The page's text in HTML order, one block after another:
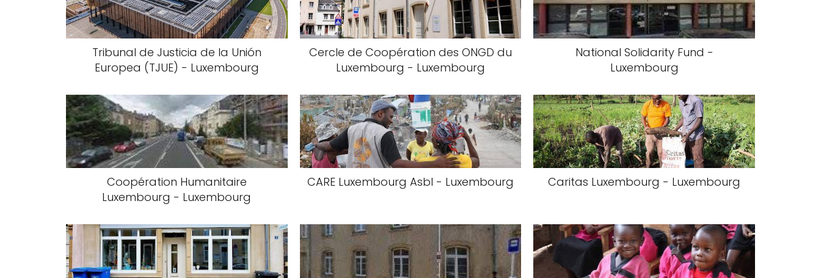
Tribunal de Justicia de la Unión
Europea (TJUE) - Luxembourg
Cercle de Coopération des ONGD du
Luxembourg - Luxembourg
National Solidarity Fund -
Luxembourg
Coopération Humanitaire
Luxembourg - Luxembourg
CARE Luxembourg Asbl - Luxembourg Caritas Luxembourg - Luxembourg